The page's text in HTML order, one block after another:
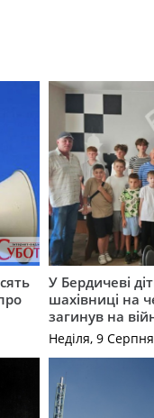
У Бердичеві
шахівниці на
загинув на
Неділя, 9